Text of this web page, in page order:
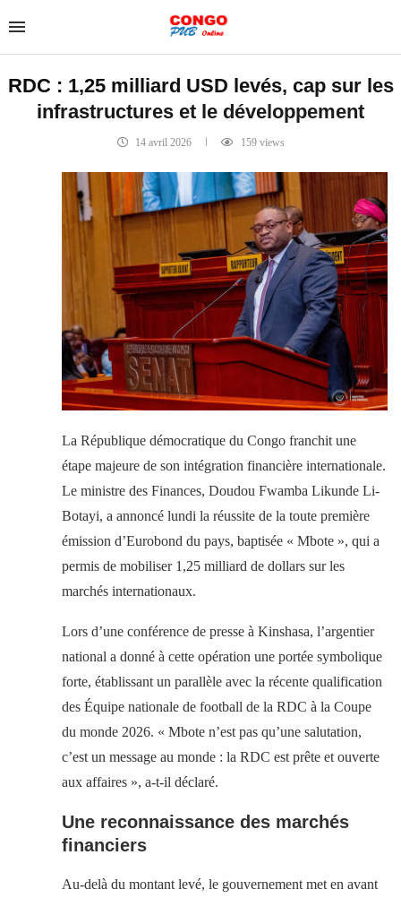
RDC : 1,25 milliard USD levés, cap sur les
infrastructures et le développement
14 avril 2026 159views
La République démocratique du Congo franchit une
étape majeure de son intégration financière internationale.
Le ministre des Finances, Doudou Fwamba Likunde Li-
Botayi, a annoncé lundi la réussite de la toute première
émission d’Eurobond du pays, baptisée « Mbote », qui a
permis de mobiliser 1,25 milliard de dollars sur les
marchés internationaux.
Lors d’une conférence de presse à Kinshasa, l’argentier
national a donné à cette opération une portée symbolique
forte, établissant un parallèle avec la récente qualification
des Équipe nationale de football de la RDC à la Coupe
du monde 2026. « Mbote n’est pas qu’une salutation,
c’est un message au monde : la RDC est prête et ouverte
aux affaires », a-t-il déclaré.
Une reconnaissance des marchés
financiers
Au-delà du montant levé, le gouvernement met en avant